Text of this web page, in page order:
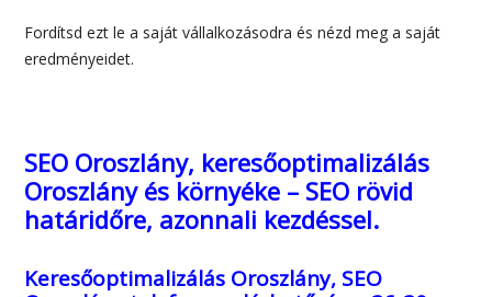
Fordítsd ezt le a saját vállalkozásodra és nézd meg a saját
eredményeidet.
SEO Oroszlány, keresőoptimalizálás
Oroszlány és környéke – SEO rövid
határidőre, azonnali kezdéssel.
Keresőoptimalizálás Oroszlány, SEO